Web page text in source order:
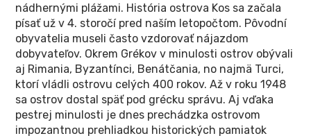
nádhernými plážami. História ostrova Kos sa začala
písať už v 4. storočí pred naším letopočtom. Pôvodní
obyvatelia museli často vzdorovať nájazdom
dobyvateľov. Okrem Grékov v minulosti ostrov obývali
aj Rimania, Byzantínci, Benátčania, no najmä Turci,
ktorí vládli ostrovu celých 400 rokov. Až v roku 1948
sa ostrov dostal späť pod grécku správu. Aj vďaka
pestrej minulosti je dnes prechádzka ostrovom
impozantnou prehliadkou historických pamiatok